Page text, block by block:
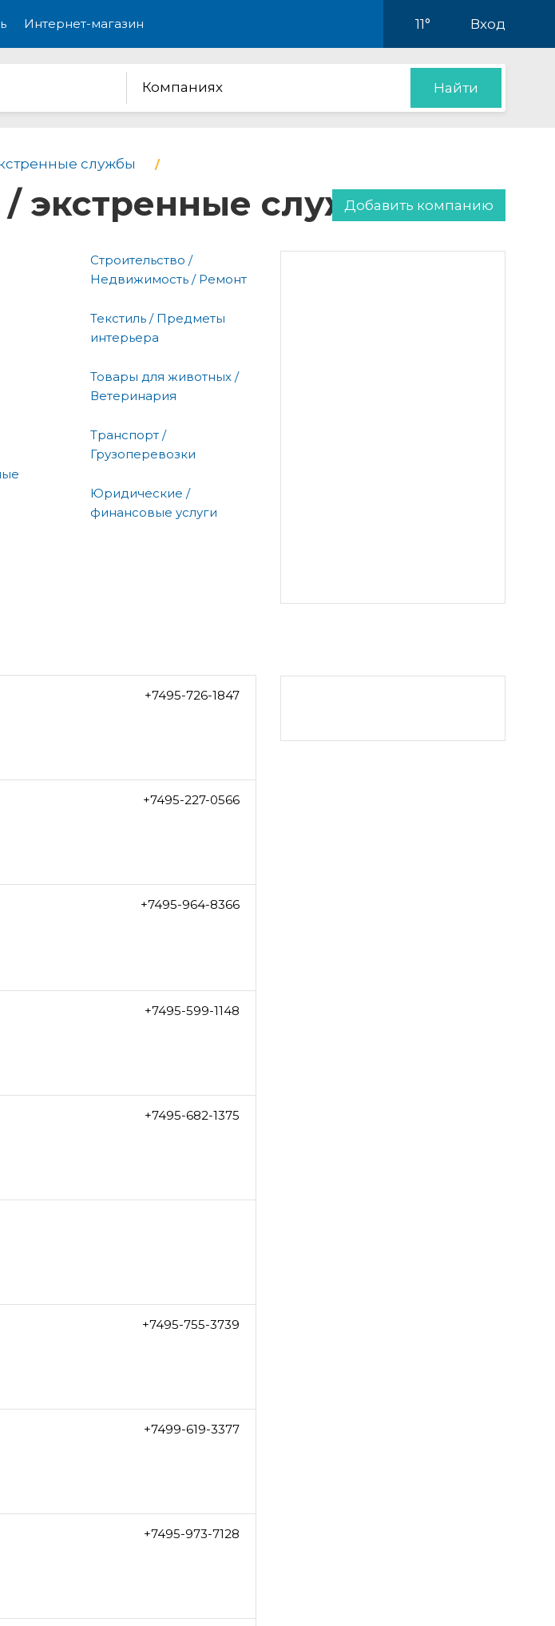
Интернет-магазин 11° Вход
Компаниях Найти
службы
экстренные службыДобавить компанию
Строительство /
Недвижимость / Ремонт
Текстиль / Предметы
интерьера
Товары для животных /
Ветеринария
Транспорт /
Грузоперевозки
Юридические /
финансовые услуги
+7495-726-1847
+7495-227-0566
+7495-964-8366
+7495-599-1148
+7495-682-1375
+7495-755-3739
+7499-619-3377
+7495-973-7128